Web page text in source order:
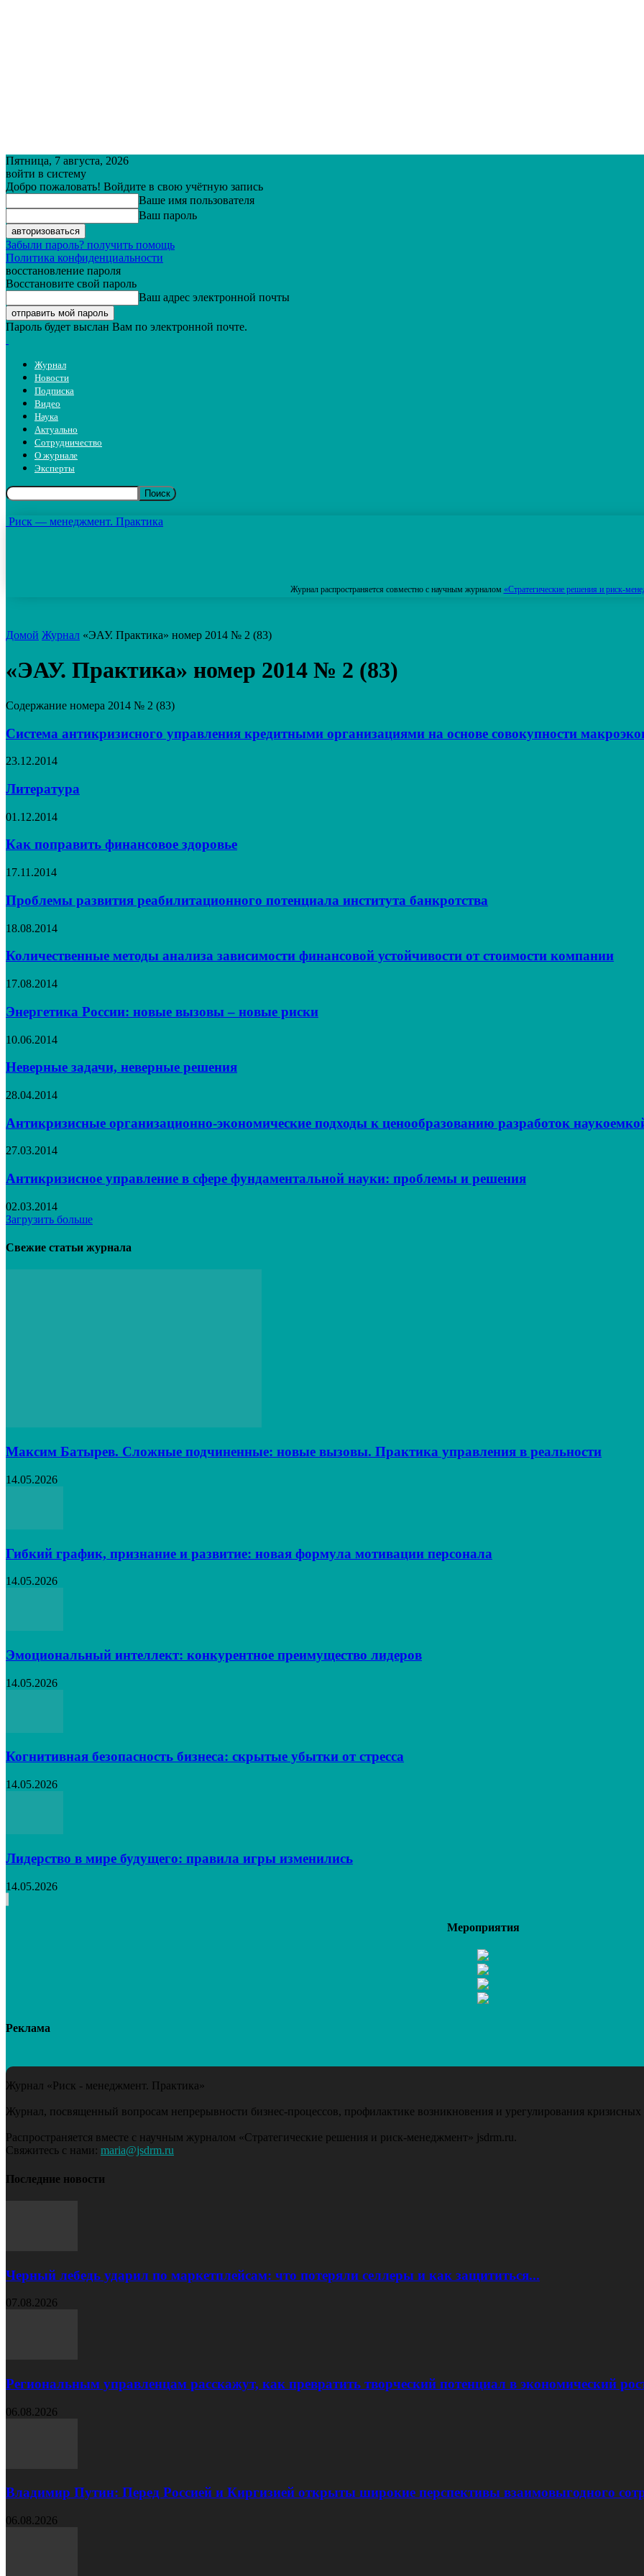
Пятница, 7 августа, 2026
войти в систему
Добро пожаловать! Войдите в свою учётную запись
Ваше имя пользователя
Ваш пароль
Забыли пароль? получить помощь
Политика конфиденциальности
восстановление пароля
Восстановите свой пароль
Ваш адрес электронной почты
Пароль будет выслан Вам по электронной почте.
Журнал
Новости
Подписка
Видео
Наука
Актуально
Сотрудничество
О журнале
Эксперты
Риск — менеджмент. Практика
Журнал распространяется совместно с научным журналом «Стратегические решения и риск-
Домой Журнал «ЭАУ. Практика» номер 2014 № 2 (83)
«ЭАУ. Практика» номер 2014 № 2 (83)
Содержание номера 2014 № 2 (83)
Cистема антикризисного управления кредитными организациями на основе совокупности
23.12.2014
Литература
01.12.2014
Как поправить финансовое здоровье
17.11.2014
Проблемы развития реабилитационного потенциала института банкротства
18.08.2014
Количественные методы анализа зависимости финансовой устойчивости от стоимости компании
17.08.2014
Энергетика России: новые вызовы – новые риски
10.06.2014
Неверные задачи, неверные решения
28.04.2014
Антикризисные организационно-экономические подходы к ценообразованию разработок
27.03.2014
Антикризисное управление в сфере фундаментальной науки: проблемы и решения
02.03.2014
Загрузить больше
Свежие статьи журнала
Максим Батырев. Сложные подчиненные: новые вызовы. Практика управления в реальности
14.05.2026
Гибкий график, признание и развитие: новая формула мотивации персонала
14.05.2026
Эмоциональный интеллект: конкурентное преимущество лидеров
14.05.2026
Когнитивная безопасность бизнеса: скрытые убытки от стресса
14.05.2026
Лидерство в мире будущего: правила игры изменились
14.05.2026
Мероприятия
Реклама
Журнал «Риск - менеджмент. Практика»
Журнал, посвященный вопросам непрерывности бизнес-процессов, профилактике возникновения и урегулирования
Распространяется вместе с научным журналом «Стратегические решения и риск-менеджмент» jsdrm.ru.
Свяжитесь с нами: maria@jsdrm.ru
Последние новости
Черный лебедь ударил по маркетплейсам: что потеряли селлеры и как защититься...
07.08.2026
Региональным управленцам расскажут, как превратить творческий потенциал в экономический
06.08.2026
Владимир Путин: Перед Россией и Киргизией открыты широкие перспективы взаимовыгодного
06.08.2026